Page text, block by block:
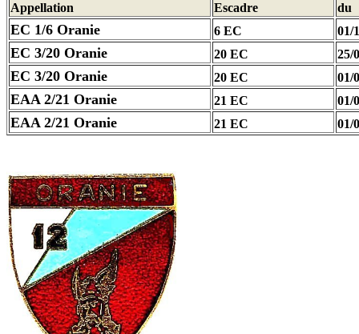
Appellation Escadre du
EC 1/6 Oranie 6 EC 01/
EC 3/20 Oranie 20 EC 25/
EC 3/20 Oranie 20 EC 01/
EAA 2/21 Oranie 21 EC 01/
EAA 2/21 Oranie 21 EC 01/